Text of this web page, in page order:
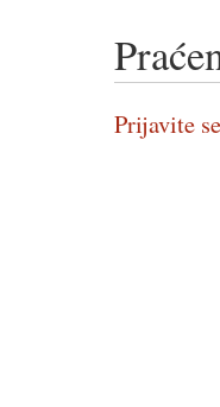
Prijavite